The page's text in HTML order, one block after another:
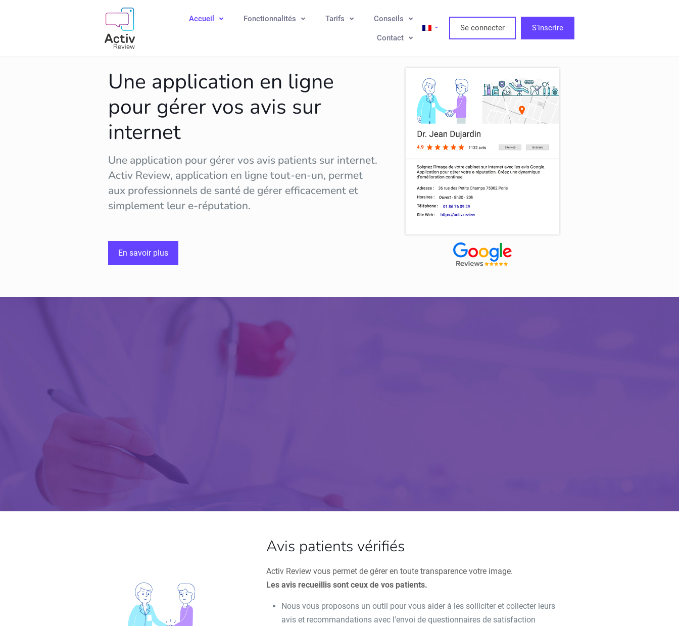
Accueil Fonctionnalités Tarifs Conseils
Contact
Se connecter S'inscrire
Une application en ligne
pour gérer vos avis sur
internet
Une application pour gérer vos avis patients sur internet.
Activ Review, application en ligne tout-en-un, permet
aux professionnels de santé de gérer efficacement et
simplement leur e-réputation.
En savoir plus
Avis patients vérifiés
Activ Review vous permet de gérer en toute transparence votre image.
Les avis recueillis sont ceux de vos patients.
Nous vous proposons un outil pour vous aider à les solliciter et collecter leurs
avis et recommandations avec l'envoi de questionnaires de satisfaction